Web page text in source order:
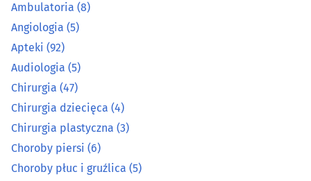
Diagnostyka obrazowa
Dietetyka, zdrowa żywność
Endokrynologia
Farmaceutyka - hurt(5)
Foniatria (9)
Ambulatoria (8)
Angiologia (5)
Apteki (92)
Audiologia (5)
Chirurgia (47)
Chirurgia dziecięca (4)
Chirurgia plastyczna (3)
Choroby piersi (6)
Choroby płuc i gruźlica (5)